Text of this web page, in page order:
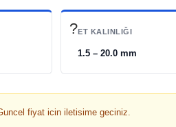
?ET KALINLIĞI
1.5 – 20.0 mm
fiyat icin iletisime geciniz.